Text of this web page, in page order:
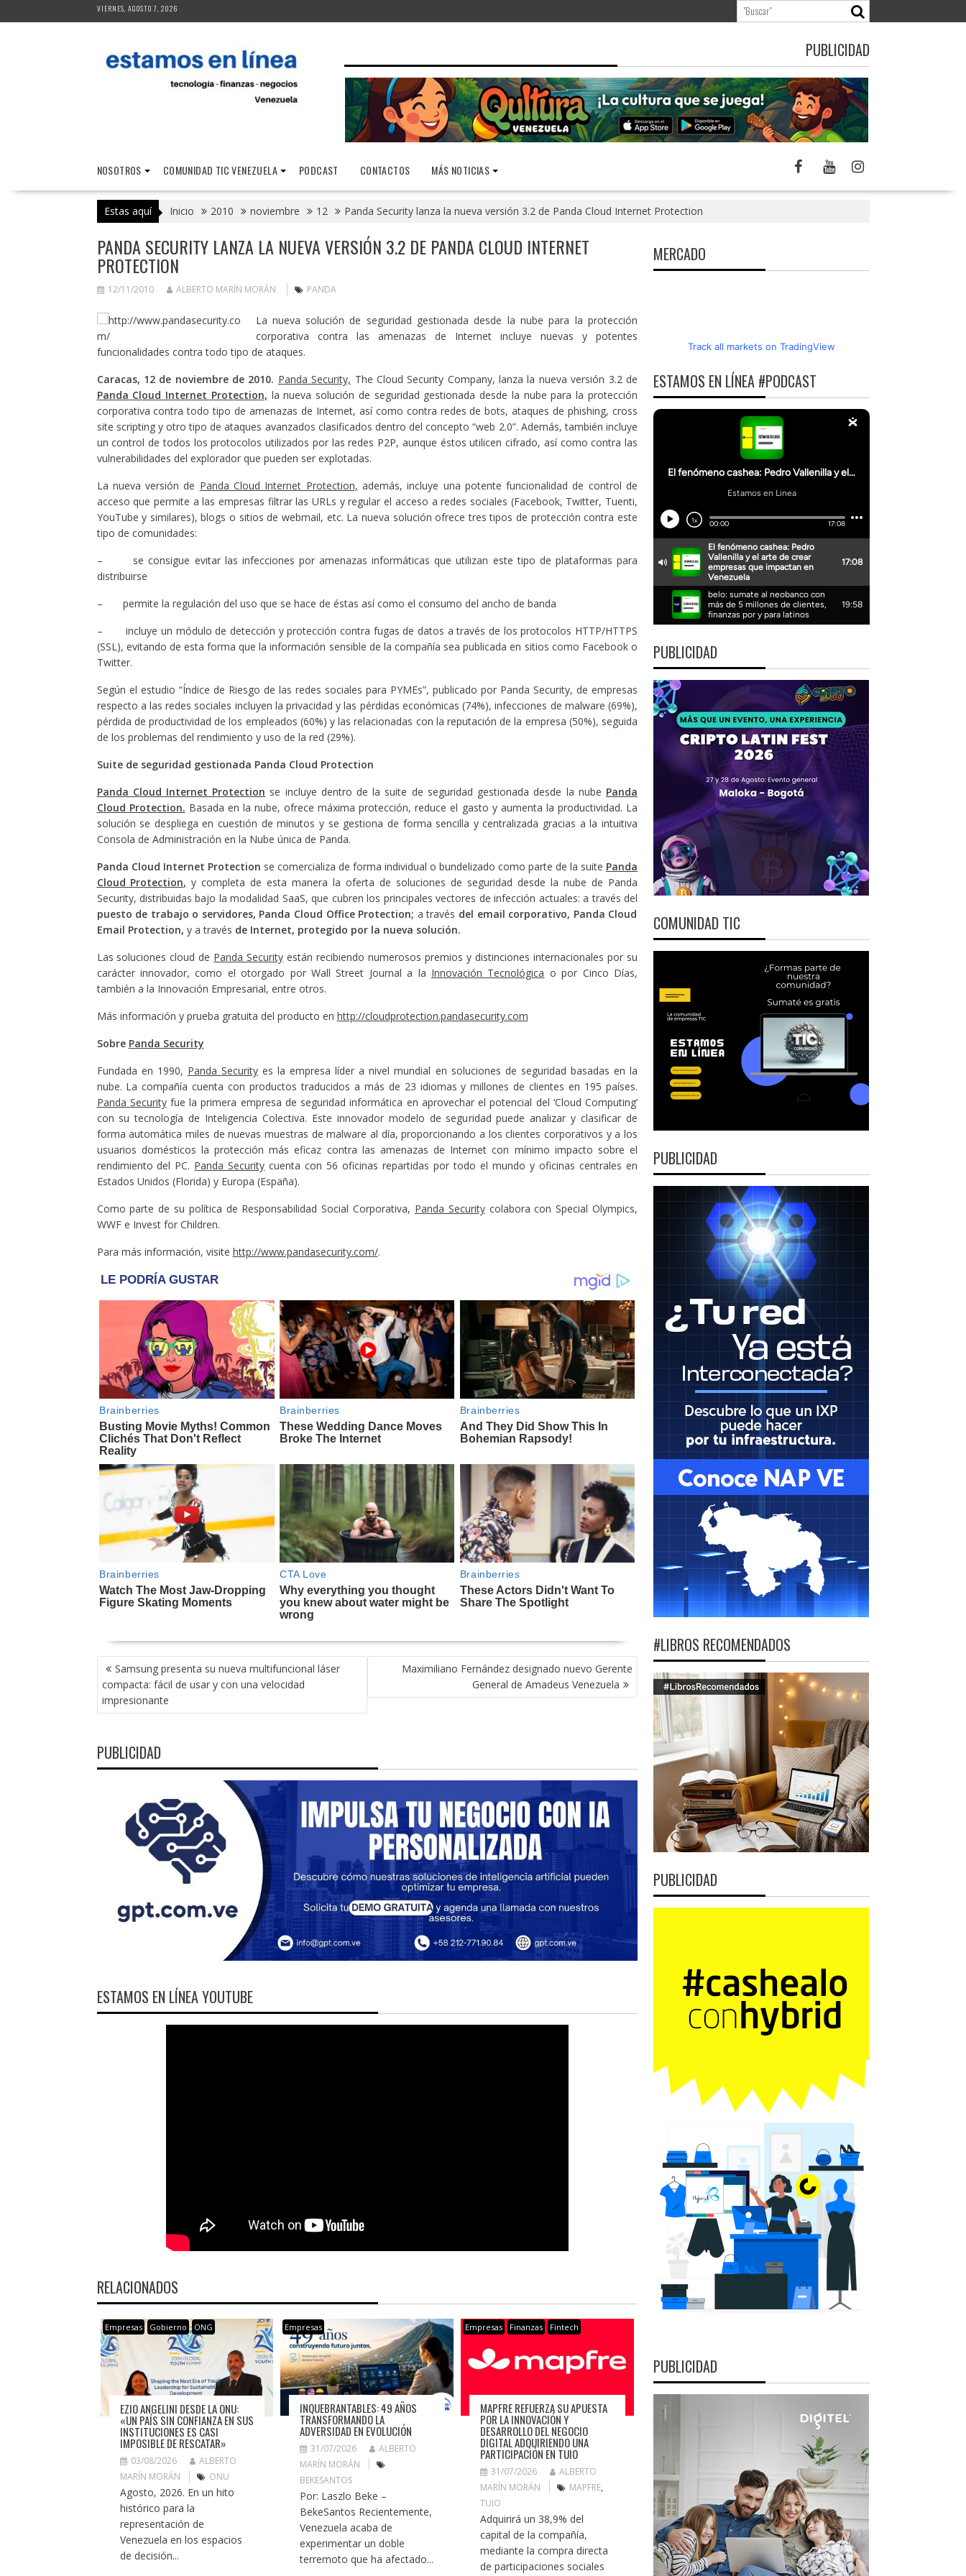
al
VIERNES, AGOSTO 7, 2026
PUBLICIDAD
NOSOTROS COMUNIDAD TIC VENEZUELA PODCAST CONTACTOS MÁS NOTICIAS
Estas aquí Inicio 2010 noviembre 12 Panda Security lanza la nueva versión 3.2 de Panda Cloud Internet Protection
PANDA SECURITY LANZA LA NUEVA VERSIÓN 3.2 DE PANDA CLOUD INTERNET
PROTECTION
12/11/2010 ALBERTO MARÍN MORÁN PANDA
La nueva solución de seguridad gestionada desde la nube para la protección
corporativa contra las amenazas de Internet incluye nuevas y potentes
funcionalidades contra todo tipo de ataques.
Caracas, 12 de noviembre de 2010. Panda Security, The Cloud Security Company, lanza la nueva versión 3.2 de
Panda Cloud Internet Protection, la nueva solución de seguridad gestionada desde la nube para la protección
corporativa contra todo tipo de amenazas de Internet, así como contra redes de bots, ataques de phishing, cross
site scripting y otro tipo de ataques avanzados clasificados dentro del concepto “web 2.0”. Además, también incluye
un control de todos los protocolos utilizados por las redes P2P, aunque éstos utilicen cifrado, así como contra las
vulnerabilidades del explorador que pueden ser explotadas.
La nueva versión de Panda Cloud Internet Protection, además, incluye una potente funcionalidad de control de
acceso que permite a las empresas filtrar las URLs y regular el acceso a redes sociales (Facebook, Twitter, Tuenti,
YouTube y similares), blogs o sitios de webmail, etc. La nueva solución ofrece tres tipos de protección contra este
tipo de comunidades:
– se consigue evitar las infecciones por amenazas informáticas que utilizan este tipo de plataformas para
distribuirse
– permite la regulación del uso que se hace de éstas así como el consumo del ancho de banda
– incluye un módulo de detección y protección contra fugas de datos a través de los protocolos HTTP/HTTPS
(SSL), evitando de esta forma que la información sensible de la compañía sea publicada en sitios como Facebook o
Twitter.
Según el estudio “Índice de Riesgo de las redes sociales para PYMEs”, publicado por Panda Security, de empresas
respecto a las redes sociales incluyen la privacidad y las pérdidas económicas (74%), infecciones de malware (69%),
pérdida de productividad de los empleados (60%) y las relacionadas con la reputación de la empresa (50%), seguida
de los problemas del rendimiento y uso de la red (29%).
Suite de seguridad gestionada Panda Cloud Protection
Panda Cloud Internet Protection se incluye dentro de la suite de seguridad gestionada desde la nube Panda
Cloud Protection. Basada en la nube, ofrece máxima protección, reduce el gasto y aumenta la productividad. La
solución se despliega en cuestión de minutos y se gestiona de forma sencilla y centralizada gracias a la intuitiva
Consola de Administración en la Nube única de Panda.
Panda Cloud Internet Protection se comercializa de forma individual o bundelizado como parte de la suite Panda
Cloud Protection, y completa de esta manera la oferta de soluciones de seguridad desde la nube de Panda
Security, distribuidas bajo la modalidad SaaS, que cubren los principales vectores de infección actuales: a través del
puesto de trabajo o servidores, Panda Cloud Office Protection; a través del email corporativo, Panda Cloud
Email Protection, y a través de Internet, protegido por la nueva solución.
Las soluciones cloud de Panda Security están recibiendo numerosos premios y distinciones internacionales por su
carácter innovador, como el otorgado por Wall Street Journal a la Innovación Tecnológica o por Cinco Días,
también a la Innovación Empresarial, entre otros.
Más información y prueba gratuita del producto en http://cloudprotection.pandasecurity.com
Sobre Panda Security
Fundada en 1990, Panda Securityes la empresa líder a nivel mundial en soluciones de seguridad basadas en la
nube. La compañía cuenta con productos traducidos a más de 23 idiomas y millones de clientes en 195 países.
Panda Securityfue la primera empresa de seguridad informática en aprovechar el potencial del ‘Cloud Computing’
con su tecnología de Inteligencia Colectiva. Este innovador modelo de seguridad puede analizar y clasificar de
forma automática miles de nuevas muestras de malware al día, proporcionando a los clientes corporativos y a los
usuarios domésticos la protección más eficaz contra las amenazas de Internet con mínimo impacto sobre el
rendimiento del PC. Panda Security cuenta con 56 oficinas repartidas por todo el mundo y oficinas centrales en
Estados Unidos (Florida) y Europa (España).
Como parte de su política de Responsabilidad Social Corporativa, Panda Securitycolabora con Special Olympics,
WWF e Invest for Children.
Para más información, visite http://www.pandasecurity.com/.
NAVEGACIÓN
DE
ENTRADAS
Samsung presenta su nueva multifuncional láser
compacta: fácil de usar y con una velocidad
impresionante
Maximiliano Fernández designado nuevo Gerente
General de Amadeus Venezuela
PUBLICIDAD
ESTAMOS EN LÍNEA YOUTUBE
RELACIONADOS
Empresas Gobierno ONG
EZIO ANGELINI DESDE LA ONU:
«UN PAÍS SIN CONFIANZA EN SUS
INSTITUCIONES ES CASI
IMPOSIBLE DE RESCATAR»
03/08/2026
ALBERTO
MARÍN MORÁN
ONU
Agosto, 2026. En un hito
histórico para la
representación de
Venezuela en los espacios
de decisión...
Empresas
INQUEBRANTABLES: 49 AÑOS
TRANSFORMANDO LA
ADVERSIDAD EN EVOLUCIÓN
31/07/2026
ALBERTO
MARÍN MORÁN
BEKESANTOS
Por: Laszlo Beke –
BekeSantos Recientemente,
Venezuela acaba de
experimentar un doble
terremoto que ha afectado...
Empresas Finanzas Fintech
MAPFRE REFUERZA SU APUESTA
POR LA INNOVACIÓN Y
DESARROLLO DEL NEGOCIO
DIGITAL ADQUIRIENDO UNA
PARTICIPACIÓN EN TUIO
31/07/2026
ALBERTO
MARÍN MORÁN
MAPFRE,
TUIO
Adquirirá un 38,9% del
capital de la compañía,
mediante la compra directa
de participaciones sociales
MERCADO
Track all markets on TradingView
ESTAMOS EN LÍNEA #PODCAST
PUBLICIDAD
COMUNIDAD TIC
PUBLICIDAD
#LIBROS RECOMENDADOS
PUBLICIDAD
PUBLICIDAD